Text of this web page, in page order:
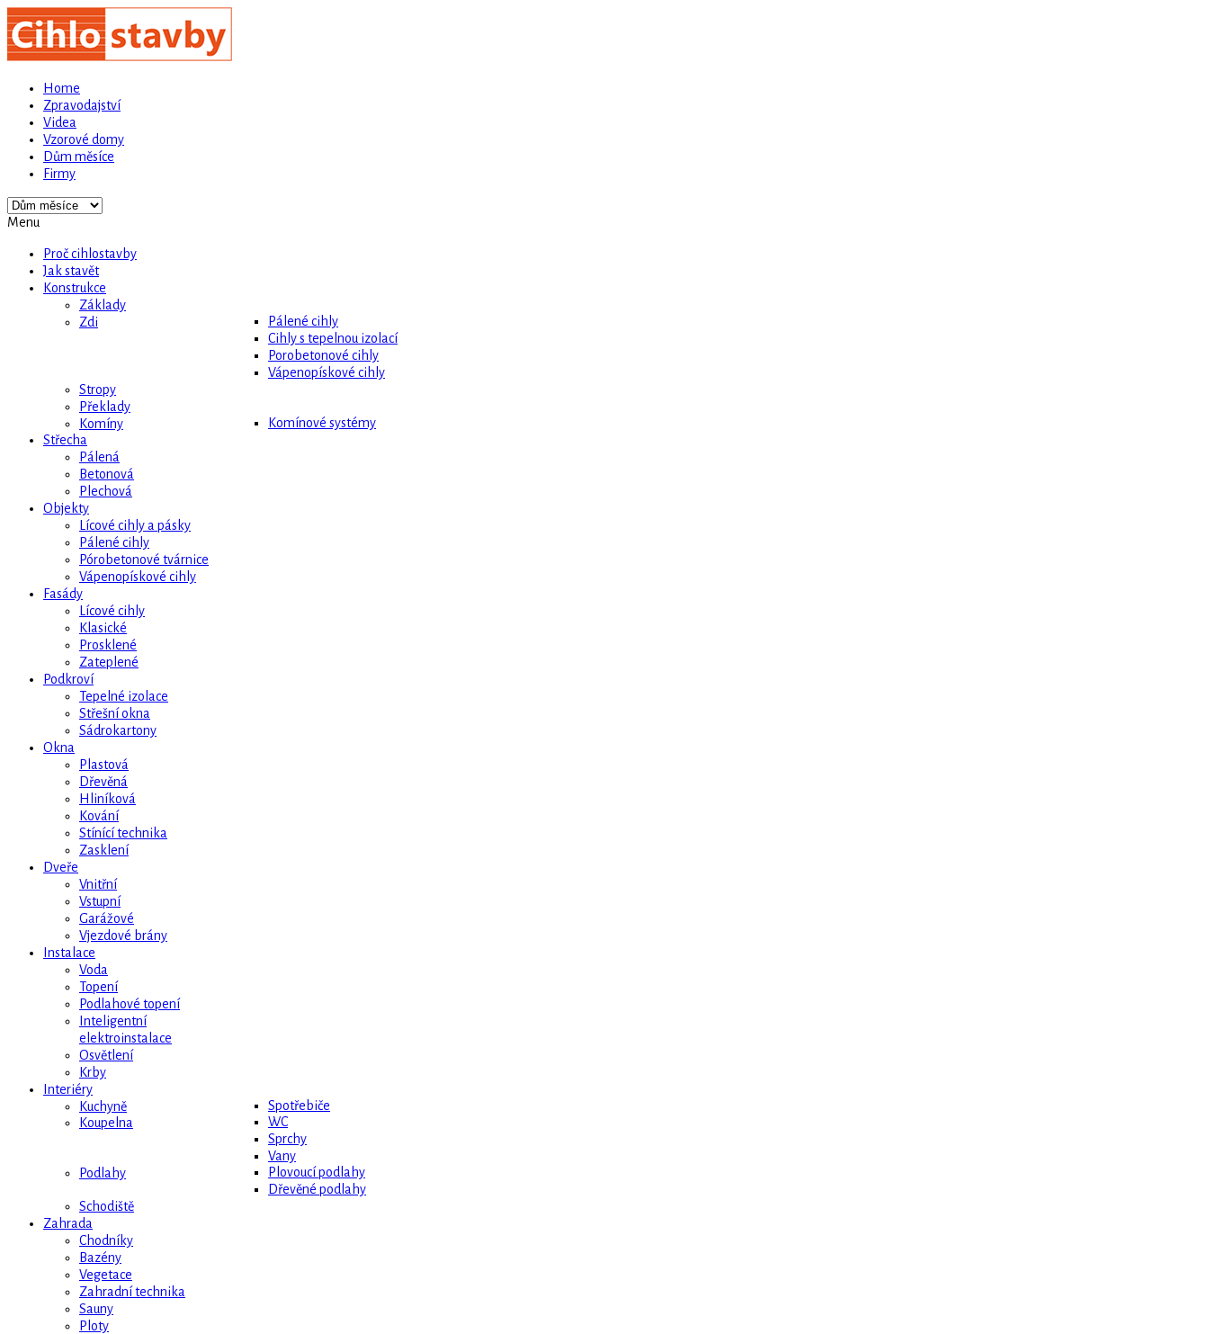
Home
Zpravodajství
Videa
Vzorové domy
Dům měsíce
Firmy
Menu
Proč cihlostavby
Jak stavět
Konstrukce
Základy
Zdi
Pálené cihly
Cihly s tepelnou izolací
Porobetonové cihly
Vápenopískové cihly
Stropy
Překlady
Komíny
Komínové systémy
Střecha
Pálená
Betonová
Plechová
Objekty
Lícové cihly a pásky
Pálené cihly
Pórobetonové tvárnice
Vápenopískové cihly
Fasády
Lícové cihly
Klasické
Prosklené
Zateplené
Podkroví
Tepelné izolace
Střešní okna
Sádrokartony
Okna
Plastová
Dřevěná
Hliníková
Kování
Stínící technika
Zasklení
Dveře
Vnitřní
Vstupní
Garážové
Vjezdové brány
Instalace
Voda
Topení
Podlahové topení
Inteligentní
elektroinstalace
Osvětlení
Krby
Interiéry
Kuchyně
Spotřebiče
Koupelna
WC
Sprchy
Vany
Podlahy
Plovoucí podlahy
Dřevěné podlahy
Schodiště
Zahrada
Chodníky
Bazény
Vegetace
Zahradní technika
Sauny
Ploty